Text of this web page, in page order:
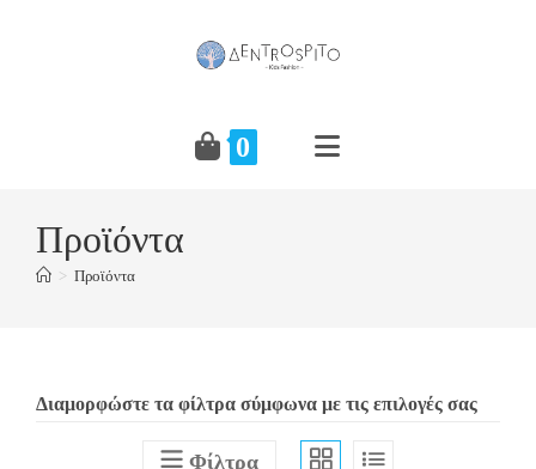
0
Προϊόντα
> Προϊόντα
Διαμορφώστε τα φίλτρα σύμφωνα με τις επιλογές σας
Φίλτρα